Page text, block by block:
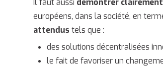
Il faut aussi démontrer
européens, dans la société, en
attendus tels que :
des solutions décentralisées
le fait de favoriser un